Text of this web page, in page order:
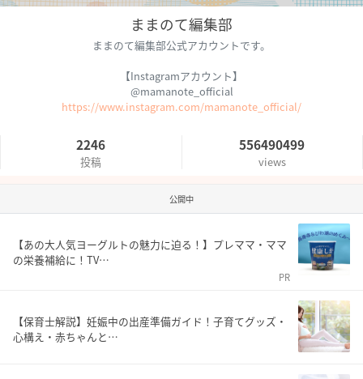
ままのて編集部
ままのて編集部公式アカウントです。
【Instagramアカウント】
@mamanote_official
https://www.instagram.com/mamanote_official/
2246
投稿
556490499
views
公開中
【あの大人気ヨーグルトの魅力に迫る！】プレママ・ママ
の栄養補給に！TV…
PR
【保育士解説】妊娠中の出産準備ガイド！子育てグッズ・
心構え・赤ちゃんと…